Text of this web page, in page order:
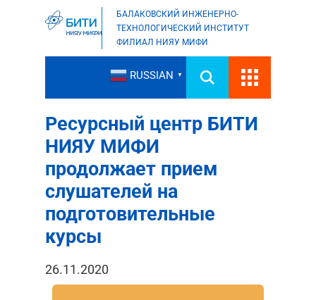
БАЛАКОВСКИЙ ИНЖЕНЕРНО-
ТЕХНОЛОГИЧЕСКИЙ ИНСТИТУТ
ФИЛИАЛ НИЯУ МИФИ
RUSSIAN ▼
Ресурсный центр БИТИ
НИЯУ МИФИ
продолжает прием
слушателей на
подготовительные
курсы
26.11.2020